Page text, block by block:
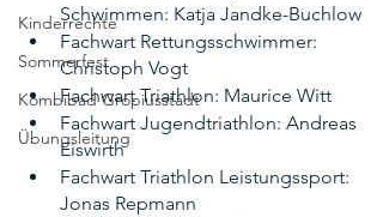
Kinderrechte
Sommerfest
Kombibad Gropiusstadt
Übungsleitung
Schwimmen: Katja Jandke-Buchlow
Fachwart Rettungsschwimmer:
Christoph Vogt
Fachwart Triathlon: Maurice Witt
Fachwart Jugendtriathlon: Andreas
Eiswirth
Fachwart Triathlon Leistungssport:
Jonas Repmann